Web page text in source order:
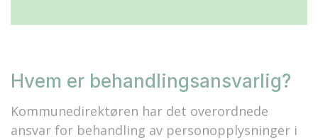
Hvem er behandlingsansvarlig?
Kommunedirektøren har det overordnede
ansvar for behandling av personopplysninger i